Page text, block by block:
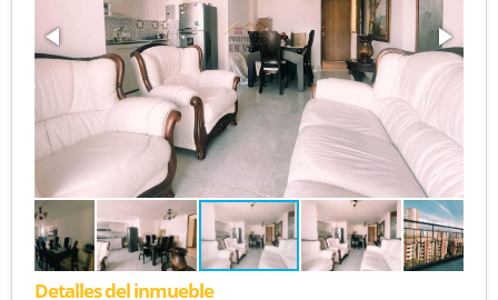
Detalles del inmueble